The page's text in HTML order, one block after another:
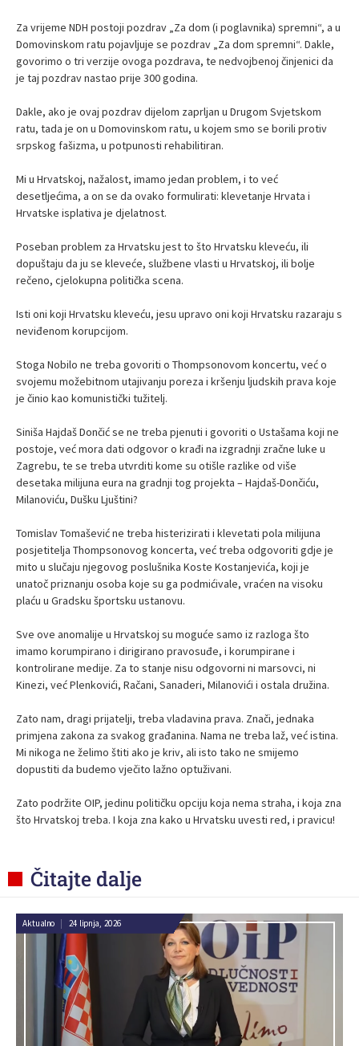
Za vrijeme NDH postoji pozdrav „Za dom (i poglavnika) spremni“, a u
Domovinskom ratu pojavljuje se pozdrav „Za dom spremni“. Dakle,
govorimo o tri verzije ovoga pozdrava, te nedvojbenoj činjenici da
je taj pozdrav nastao prije 300 godina.
Dakle, ako je ovaj pozdrav dijelom zaprljan u Drugom Svjetskom
ratu, tada je on u Domovinskom ratu, u kojem smo se borili protiv
srpskog fašizma, u potpunosti rehabilitiran.
Mi u Hrvatskoj, nažalost, imamo jedan problem, i to već
desetljećima, a on se da ovako formulirati: klevetanje Hrvata i
Hrvatske isplativa je djelatnost.
Poseban problem za Hrvatsku jest to što Hrvatsku kleveću, ili
dopuštaju da ju se kleveće, službene vlasti u Hrvatskoj, ili bolje
rečeno, cjelokupna politička scena.
Isti oni koji Hrvatsku kleveću, jesu upravo oni koji Hrvatsku razaraju s
neviđenom korupcijom.
Stoga Nobilo ne treba govoriti o Thompsonovom koncertu, već o
svojemu možebitnom utajivanju poreza i kršenju ljudskih prava koje
je činio kao komunistički tužitelj.
Siniša Hajdaš Dončić se ne treba pjenuti i govoriti o Ustašama koji ne
postoje, već mora dati odgovor o krađi na izgradnji zračne luke u
Zagrebu, te se treba utvrditi kome su otišle razlike od više
desetaka milijuna eura na gradnji tog projekta – Hajdaš-Dončiću,
Milanoviću, Dušku Ljuštini?
Tomislav Tomašević ne treba histerizirati i klevetati pola milijuna
posjetitelja Thompsonovog koncerta, već treba odgovoriti gdje je
mito u slučaju njegovog poslušnika Koste Kostanjevića, koji je
unatoč priznanju osoba koje su ga podmićivale, vraćen na visoku
plaću u Gradsku športsku ustanovu.
Sve ove anomalije u Hrvatskoj su moguće samo iz razloga što
imamo korumpirano i dirigirano pravosuđe, i korumpirane i
kontrolirane medije. Za to stanje nisu odgovorni ni marsovci, ni
Kinezi, već Plenkovići, Račani, Sanaderi, Milanovići i ostala družina.
Zato nam, dragi prijatelji, treba vladavina prava. Znači, jednaka
primjena zakona za svakog građanina. Nama ne treba laž, već istina.
Mi nikoga ne želimo štiti ako je kriv, ali isto tako ne smijemo
dopustiti da budemo vječito lažno optuživani.
Zato podržite OIP, jedinu političku opciju koja nema straha, i koja zna
što Hrvatskoj treba. I koja zna kako u Hrvatsku uvesti red, i pravicu!
Čitajte dalje
Aktualno | 24 lipnja, 2026